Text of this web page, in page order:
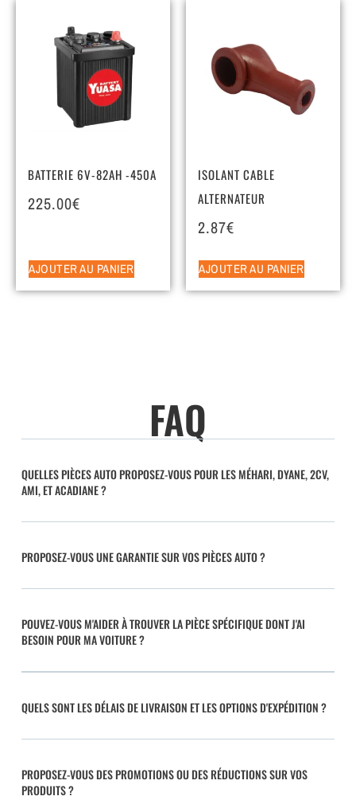
BATTERIE 6V-82AH -450A
225.00€
AJOUTER AU PANIER
ISOLANT CABLE
ALTERNATEUR
2.87€
AJOUTER AU PANIER
FAQ
QUELLES PIÈCES AUTO PROPOSEZ-VOUS POUR LES MÉHARI, DYANE, 2CV,
AMI, ET ACADIANE ?
PROPOSEZ-VOUS UNE GARANTIE SUR VOS PIÈCES AUTO ?
POUVEZ-VOUS M'AIDER À TROUVER LA PIÈCE SPÉCIFIQUE DONT J'AI
BESOIN POUR MA VOITURE ?
QUELS SONT LES DÉLAIS DE LIVRAISON ET LES OPTIONS D'EXPÉDITION ?
PROPOSEZ-VOUS DES PROMOTIONS OU DES RÉDUCTIONS SUR VOS
PRODUITS ?